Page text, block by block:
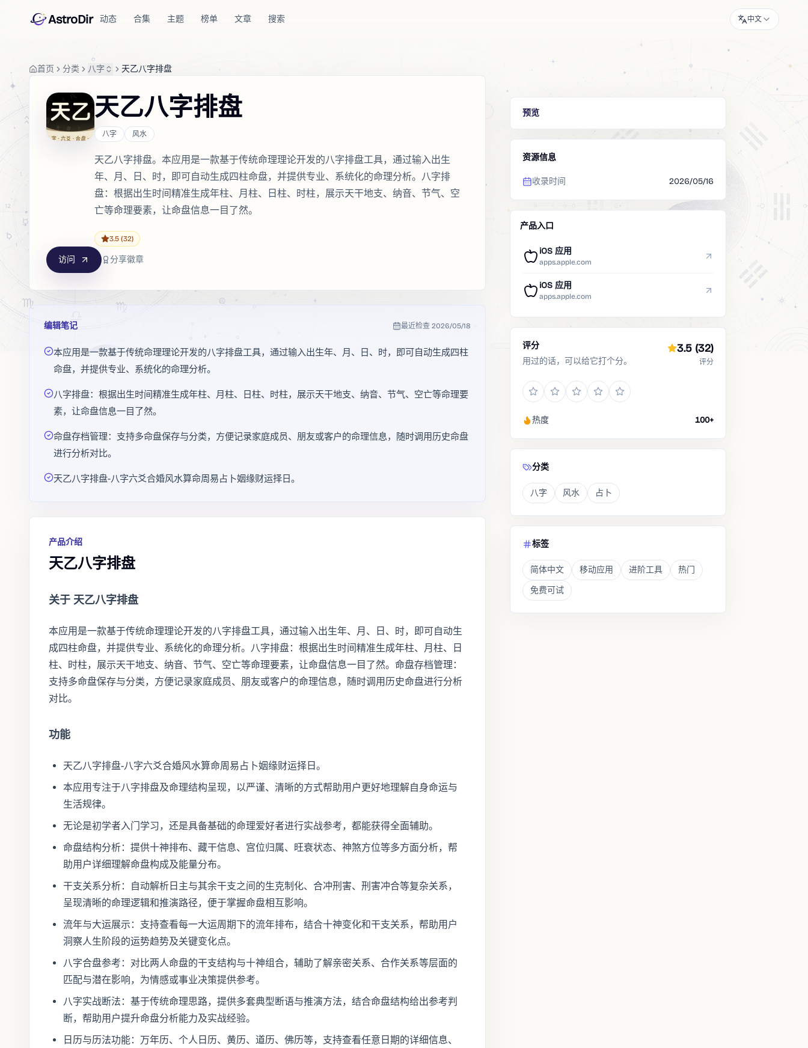
AstroDir 动态 合集 主题 榜单 文章 搜索 中文
首页 分类 八字 天乙八字排盘
天乙八字排盘
八字 风水
天乙八字排盘。本应用是一款基于传统命理理论开发的八字排盘工具，通过输入出生
年、月、日、时，即可自动生成四柱命盘，并提供专业、系统化的命理分析。八字排
盘：根据出生时间精准生成年柱、月柱、日柱、时柱，展示天干地支、纳音、节气、空
亡等命理要素，让命盘信息一目了然。
3.5 (32)
访问 分享徽章
编辑笔记 最近检查 2026/05/18
本应用是一款基于传统命理理论开发的八字排盘工具，通过输入出生年、月、日、时，即可自动生成四柱
命盘，并提供专业、系统化的命理分析。
八字排盘：根据出生时间精准生成年柱、月柱、日柱、时柱，展示天干地支、纳音、节气、空亡等命理要
素，让命盘信息一目了然。
命盘存档管理：支持多命盘保存与分类，方便记录家庭成员、朋友或客户的命理信息，随时调用历史命盘
进行分析对比。
天乙八字排盘-八字六爻合婚风水算命周易占卜姻缘财运择日。
产品介绍
天乙八字排盘
关于 天乙八字排盘
本应用是一款基于传统命理理论开发的八字排盘工具，通过输入出生年、月、日、时，即可自动生
成四柱命盘，并提供专业、系统化的命理分析。八字排盘：根据出生时间精准生成年柱、月柱、日
柱、时柱，展示天干地支、纳音、节气、空亡等命理要素，让命盘信息一目了然。命盘存档管理：
支持多命盘保存与分类，方便记录家庭成员、朋友或客户的命理信息，随时调用历史命盘进行分析
对比。
功能
天乙八字排盘-八字六爻合婚风水算命周易占卜姻缘财运择日。
本应用专注于八字排盘及命理结构呈现，以严谨、清晰的方式帮助用户更好地理解自身命运与
生活规律。
无论是初学者入门学习，还是具备基础的命理爱好者进行实战参考，都能获得全面辅助。
命盘结构分析：提供十神排布、藏干信息、宫位归属、旺衰状态、神煞方位等多方面分析，帮
助用户详细理解命盘构成及能量分布。
干支关系分析：自动解析日主与其余干支之间的生克制化、合冲刑害、刑害冲合等复杂关系，
呈现清晰的命理逻辑和推演路径，便于掌握命盘相互影响。
流年与大运展示：支持查看每一大运周期下的流年排布，结合十神变化和干支关系，帮助用户
洞察人生阶段的运势趋势及关键变化点。
八字合盘参考：对比两人命盘的干支结构与十神组合，辅助了解亲密关系、合作关系等层面的
匹配与潜在影响，为情感或事业决策提供参考。
八字实战断法：基于传统命理思路，提供多套典型断语与推演方法，结合命盘结构给出参考判
断，帮助用户提升命盘分析能力及实战经验。
日历与历法功能：万年历、个人日历、黄历、道历、佛历等，支持查看任意日期的详细信息、
预览
资源信息
收录时间 2026/05/16
产品入口
iOS 应用
apps.apple.com
iOS 应用
apps.apple.com
评分
用过的话，可以给它打个分。
3.5 (32)
评分
热度 100+
分类
八字 风水 占卜
标签
简体中文 移动应用 进阶工具
热门
免费可试